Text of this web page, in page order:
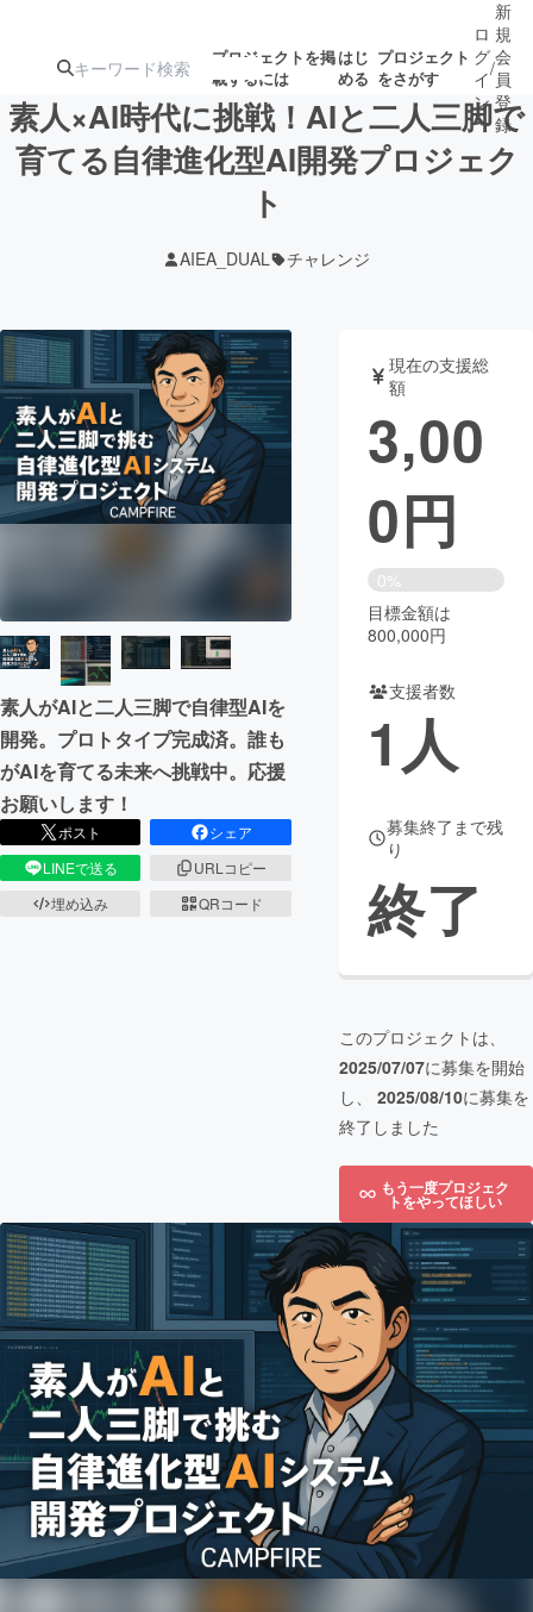
プロジェクトを掲
載するには
はじ
める
プロジェクト
をさがす
注目の新着プロ
テクノロジー・ガジェット
映像・映画 書籍・雑誌
ビジネス・起業 チャレンジ
CAMPFIRE for Social Good
CAMPFIRE Creation
CAMPFIREふるさと納税
コミュニティ
ロ
グ
イ
ン
/
新
規
会
員
登
録
素人×AI時代に挑戦！AIと二人三脚で
育てる自律進化型AI開発プロジェク
ト
AIEA_DUAL チャレンジ
素人がAIと二人三脚で自律型AIを
開発。プロトタイプ完成済。誰も
がAIを育てる未来へ挑戦中。応援
お願いします！
ポスト
シェア
LINEで送る
URLコピー
埋め込み
QRコード
現在の支援総
額
3,00
0円
0%
目標金額は
800,000円
支援者数
1人
募集終了まで残
り
終了
このプロジェクトは、
2025/07/07に募集を開始
し、 2025/08/10に募集を
終了しました
もう一度プロジェク
トをやってほしい